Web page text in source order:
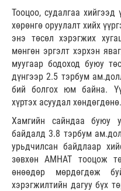
Тооцоо, судалгаа
хөрөнгө оруулалт хийх
энэ төсөл хэрэгжих
мөнгөн эргэлт хэрхэн
муугаар бодоход буюу
дүнгээр 2.5 тэрбум
бий болгох юм байна.
хүртэх асуудал хөндөгдөнө.
Хамгийн сайндаа буюу
байдалд 3.8 тэрбум
урьдчилсан байдлаар
зөвхөн АМНАТ тооцож
өнөөдөр мөрдөгдөж
хэрэгжилтийн дагуу бүх